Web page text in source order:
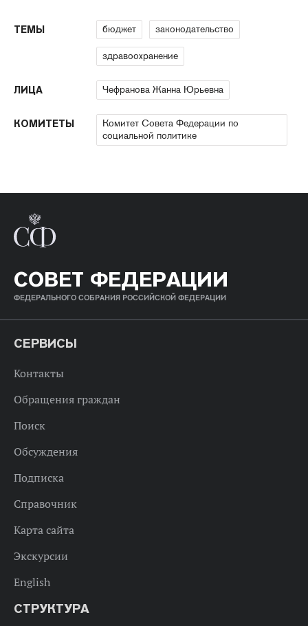
ТЕМЫ бюджет законодательство
здравоохранение
ЛИЦА Чефранова Жанна Юрьевна
КОМИТЕТЫ
Комитет Совета Федерации по
социальной политике
СОВЕТ ФЕДЕРАЦИИ
ФЕДЕРАЛЬНОГО СОБРАНИЯ РОССИЙСКОЙ ФЕДЕРАЦИИ
СЕРВИСЫ
Контакты
Обращения граждан
Поиск
Обсуждения
Подписка
Справочник
Карта сайта
Экскурсии
English
СТРУКТУРА